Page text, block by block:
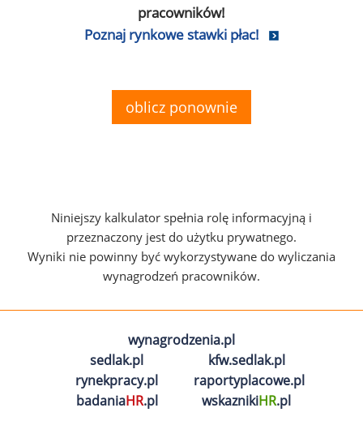
pracowników!
Poznaj rynkowe stawki płac!
oblicz ponownie
Niniejszy kalkulator spełnia rolę informacyjną i
przeznaczony jest do użytku prywatnego.
Wyniki nie powinny być wykorzystywane do wyliczania
wynagrodzeń pracowników.
wynagrodzenia.pl
sedlak.pl
kfw.sedlak.pl
rynekpracy.pl
raportyplacowe.pl
badaniaHR.pl wskaznikiHR.pl